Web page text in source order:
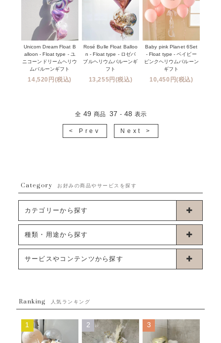
Unicorn Dream Float B
alloon - Float type - ユ
ニコーンドリームヘリウ
ムバルーンギフト
14,520円(税込)
Rosé Bulle Float Balloo
n - Float type - ロゼバ
ブルヘリウムバルーンギ
フト
13,255円(税込)
Baby pink Planet 6Set
- Float type - ベイビー
ピンクヘリウムバルーン
ギフト
10,450円(税込)
全 49 商品 37 - 48 表示
< Prev Next >
Category お好みの商品やサービスを探す
カテゴリーから探す
卓上タイプバルーン
ブーケタイプバルーン
ムーンリットバルーン
コンフェッティバルーン
種類・用途から探す
お誕生日
開店・周年祝い
サービスやコンテンツから探す
発送について
Q&A
メッセージカード・電報について
Ranking 人気ランキング
1 2 3